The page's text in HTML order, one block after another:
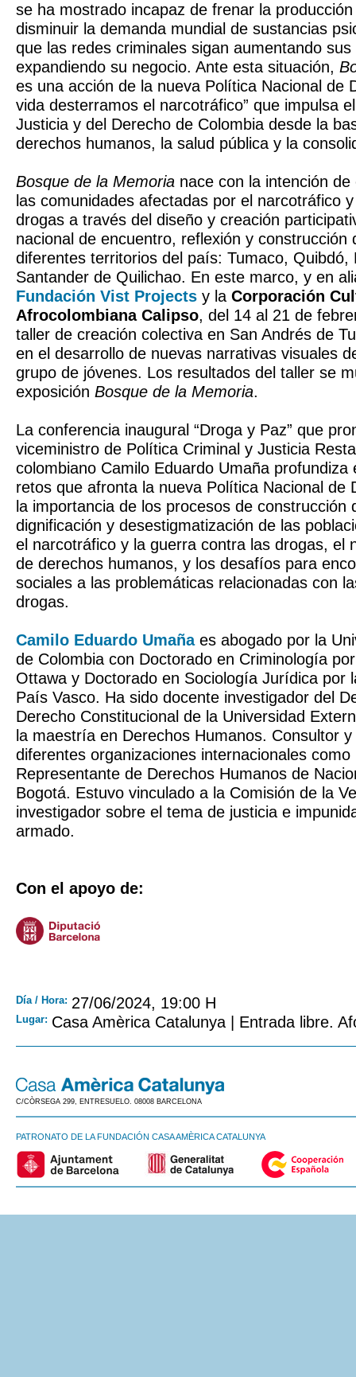
se ha mostrado incapaz de frenar la
disminuir la demanda mundial de sustancias
que las redes criminales sigan aumentando
expandiendo su negocio. Ante esta situación,
es una acción de la nueva Política Nacional de
vida desterramos el narcotráfico” que impulsa
Justicia y del Derecho de Colombia desde la
derechos humanos, la salud pública y la
Bosque de la Memoria nace con la intención
las comunidades afectadas por el narcotráfico
drogas a través del diseño y creación
nacional de encuentro, reflexión y construcción
diferentes territorios del país: Tumaco, Quibdó,
Santander de Quilichao. En este marco, y en
Fundación Vist Projects y la Corporación
Afrocolombiana Calipso, del 14 al 21 de
taller de creación colectiva en San Andrés de
en el desarrollo de nuevas narrativas visuales
grupo de jóvenes. Los resultados del taller se
exposición Bosque de la Memoria.
La conferencia inaugural “Droga y Paz” que
viceministro de Política Criminal y Justicia
colombiano Camilo Eduardo Umaña profundiza
retos que afronta la nueva Política Nacional de
la importancia de los procesos de construcción
dignificación y desestigmatización de las
el narcotráfico y la guerra contra las drogas, el
de derechos humanos, y los desafíos para
sociales a las problemáticas relacionadas con
drogas.
Camilo Eduardo Umañaes abogado por la
de Colombia con Doctorado en Criminología
Ottawa y Doctorado en Sociología Jurídica por
País Vasco. Ha sido docente investigador del
Derecho Constitucional de la Universidad
la maestría en Derechos Humanos. Consultor
diferentes organizaciones internacionales como
Representante de Derechos Humanos de
Bogotá. Estuvo vinculado a la Comisión de la
investigador sobre el tema de justicia e
armado.
Con el apoyo de:
Día / Hora: 27/06/2024, 19:00 H
Lugar: Casa Amèrica Catalunya | Entrada libre.
C/CÒRSEGA 299, ENTRESUELO. 08008 BARCELONA
PATRONATO DE LA FUNDACIÓN CASA AMÈRICA CATALUNYA